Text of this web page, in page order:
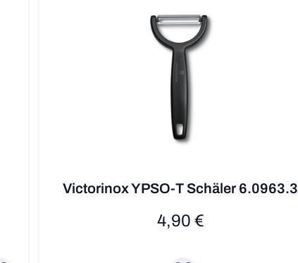
Victorinox YPSO-T Schäler 6.0963.3
4,90 €